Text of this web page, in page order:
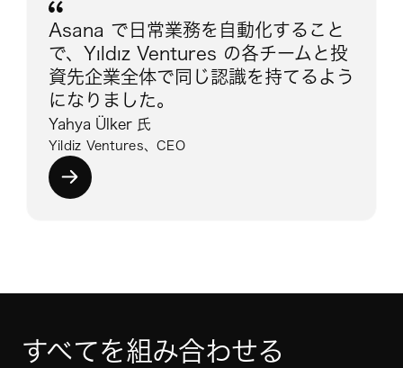
Asana で日常業務を自動化すること
で、Yıldız Ventures の各チームと投
資先企業全体で同じ認識を持てるよう
になりました。
Yahya Ülker 氏
Yildiz Ventures、CEO
すべてを組み合わせる